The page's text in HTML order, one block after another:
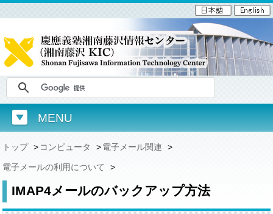
MENU
トップ > コンピュータ >電子メール関連 >
電子メールの利用について >
IMAP4メールのバックアップ方法